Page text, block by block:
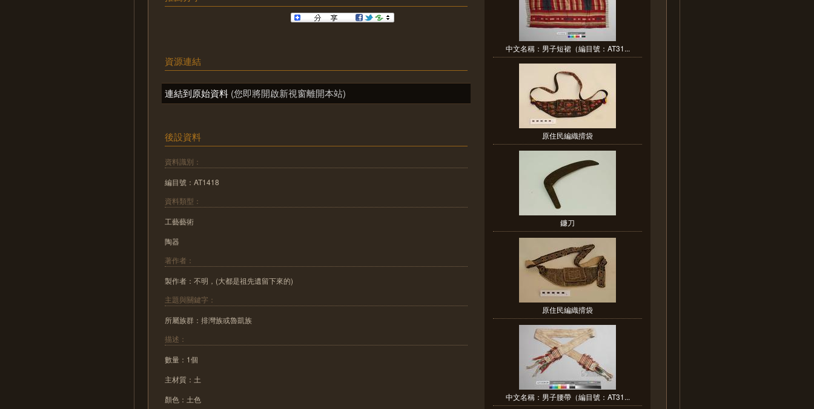
資源連結
連結到原始資料 (您即將開啟新視窗離開本站)
後設資料
資料識別：
編目號：AT1418
資料類型：
工藝藝術
陶器
著作者：
製作者：不明，(大都是祖先遺留下來的)
主題與關鍵字：
所屬族群：排灣族或魯凱族
描述：
數量：1個
主材質：土
顏色：土色
中文名稱：男子短裙（編目號：AT31...
原住民編織揹袋
鐮刀
原住民編織揹袋
中文名稱：男子腰帶（編目號：AT31...